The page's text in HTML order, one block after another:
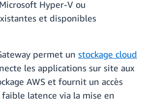
Hyper-V ou
et disponibles
permet un stockage cloud
les applications sur site aux
AWS et fournit un accès
latence via la mise en